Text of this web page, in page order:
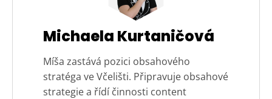
Michaela Kurtaničová
Míša zastává pozici obsahového
stratéga ve Včelišti. Připravuje obsahové
strategie a řídí činnosti content